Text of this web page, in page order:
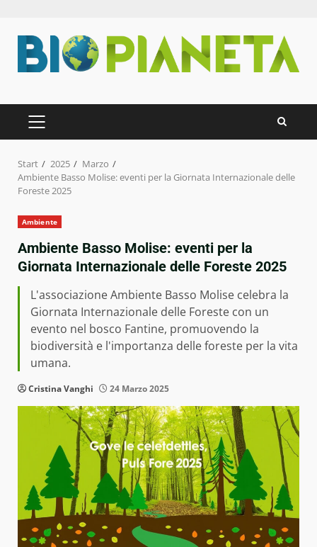
Inhalt
springen
PRIMÄRES
MENÜ
Start 2025
Marzo
Ambiente Basso Molise: eventi per la Giornata Internazionale delle
Foreste 2025
Ambiente
Ambiente Basso Molise: eventi per la
Giornata Internazionale delle Foreste 2025
L'associazione Ambiente Basso Molise celebra la
Giornata Internazionale delle Foreste con un
evento nel bosco Fantine, promuovendo la
biodiversità e l'importanza delle foreste per la vita
umana.
Cristina Vanghi 24 Marzo 2025